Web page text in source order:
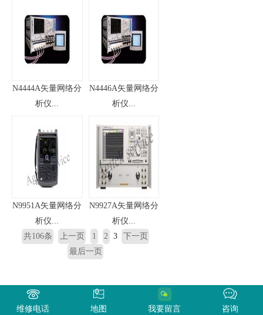
N4444A矢量网络分
析仪...
N4446A矢量网络分
析仪...
N9951A矢量网络分
析仪...
N9927A矢量网络分
析仪...
共106条
上一页 1 2 3
下一页
最后一页
维修电话 地图 我要留言 咨询
网站地图